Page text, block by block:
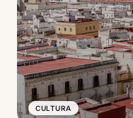
CULTURA